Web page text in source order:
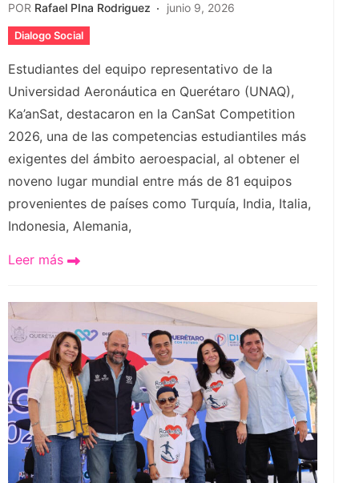
POR Rafael PIna Rodriguez junio 9, 2026
Dialogo Social
Estudiantes del equipo representativo de la
Universidad Aeronáutica en Querétaro (UNAQ),
Ka’anSat, destacaron en la CanSat Competition
2026, una de las competencias estudiantiles más
exigentes del ámbito aeroespacial, al obtener el
noveno lugar mundial entre más de 81 equipos
provenientes de países como Turquía, India, Italia,
Indonesia, Alemania,
Leer más